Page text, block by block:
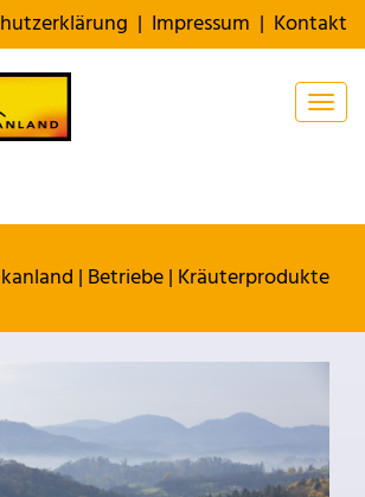
| Impressum | Kontakt
| Betriebe| Kräuterprodukte